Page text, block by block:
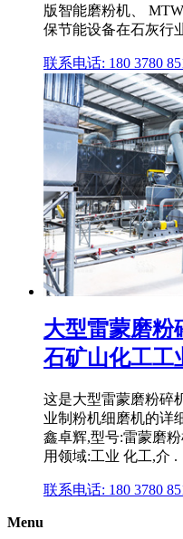
版智能磨粉机、
保节能设备在石灰行
联系电话: 180 3780
大型雷蒙磨粉
石矿山化工工
这是大型雷蒙磨粉碎
业制粉机细磨机的详
鑫卓辉,型号:雷蒙磨
用领域:工业 化工,介 .
联系电话: 180 3780
Menu